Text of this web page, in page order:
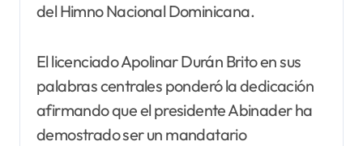
del Himno Nacional Dominicana.
El licenciado Apolinar Durán Brito en sus
palabras centrales ponderó la dedicación
afirmando que el presidente Abinader ha
demostrado ser un mandatario